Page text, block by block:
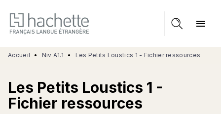
MENU RECHERCHE
CONTENU
PIED DE PAGE
menu
Accueil • Niv A1.1 • Les Petits Loustics 1 - Fichier ressources
Les Petits Loustics 1 -
Fichier ressources